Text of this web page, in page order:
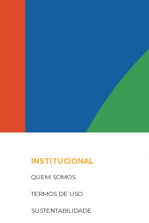
INSTITUCIONAL
QUEM SOMOS
TERMOS DE USO
SUSTENTABILIDADE